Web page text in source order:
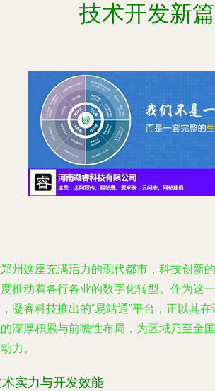
技术开发新
州这座充满活力的现代都市，科技创新
推动着各行各业的数字化转型。作为这
凝睿科技推出的“易站通”平台，正以其
深厚积累与前瞻性布局，为区域乃至全
力。
实力与开发效能